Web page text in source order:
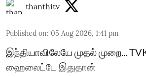
thanthitv
Published on: 05 Aug 2026, 1:41 pm
இந்தியாவிலேயே முதல் முறை...
ஹைலைட்டே இதுதான்